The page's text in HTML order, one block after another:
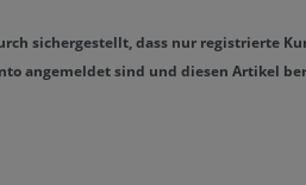
sichergestellt, dass nur registrierte
angemeldet sind und diesen Artikel